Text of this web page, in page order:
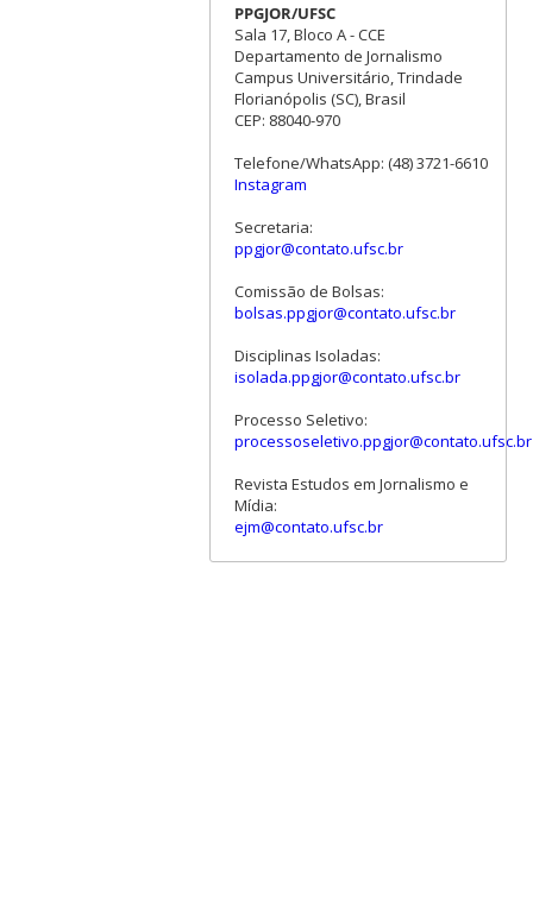
PPGJOR/UFSC
Sala 17, Bloco A - CCE
Departamento de Jornalismo
Campus Universitário, Trindade
Florianópolis (SC), Brasil
CEP: 88040-970
Telefone/WhatsApp: (48) 3721-6610
Instagram
Secretaria:
ppgjor@contato.ufsc.br
Comissão de Bolsas:
bolsas.ppgjor@contato.ufsc.br
Disciplinas Isoladas:
isolada.ppgjor@contato.ufsc.br
Processo Seletivo:
processoseletivo.ppgjor@contato.ufsc.br
Revista Estudos em Jornalismo e
Mídia:
ejm@contato.ufsc.br